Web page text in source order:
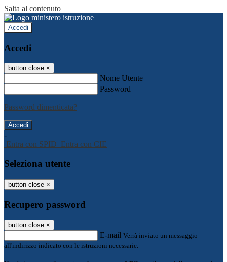
Salta al contenuto
Accedi
Accedi
button close ×
Nome Utente
Password
Password dimenticata?
-
Entra con SPID Entra con CIE
Seleziona utente
button close ×
Recupero password
button close ×
E-mail Verrà inviato un messaggio
all'indirizzo indicato con le istruzioni necessarie.